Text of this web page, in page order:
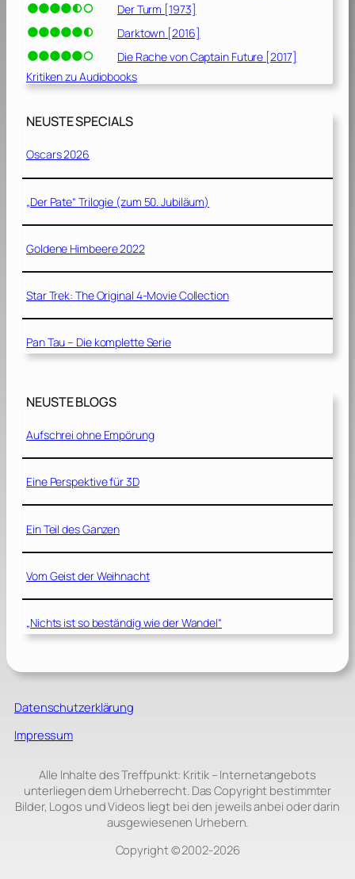
Der Turm [1973]
Darktown [2016]
Die Rache von Captain Future [2017]
Kritiken zu Audiobooks
NEUSTE SPECIALS
Oscars 2026
„Der Pate“ Trilogie (zum 50. Jubiläum)
Goldene Himbeere 2022
Star Trek: The Original 4-Movie Collection
Pan Tau – Die komplette Serie
NEUSTE BLOGS
Aufschrei ohne Empörung
Eine Perspektive für 3D
Ein Teil des Ganzen
Vom Geist der Weihnacht
„Nichts ist so beständig wie der Wandel“
Datenschutzerklärung
Impressum
Alle Inhalte des Treffpunkt: Kritik – Internetangebots
unterliegen dem Urheberrecht. Das Copyright bestimmter
Bilder, Logos und Videos liegt bei den jeweils anbei oder darin
ausgewiesenen Urhebern.
Copyright © 2002‑2026